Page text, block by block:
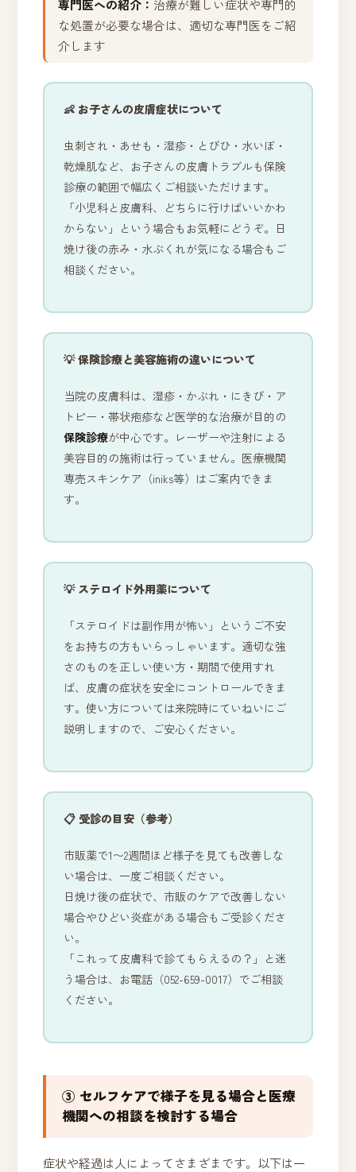
専門医への紹介： 治療が難しい症状や専門的
な処置が必要な場合は、適切な専門医をご紹
介します
👶 お子さんの皮膚症状について
虫刺され・あせも・湿疹・とびひ・水いぼ・
乾燥肌など、お子さんの皮膚トラブルも保険
診療の範囲で幅広くご相談いただけます。
「小児科と皮膚科、どちらに行けばいいかわ
からない」という場合もお気軽にどうぞ。日
焼け後の赤み・水ぶくれが気になる場合もご
相談ください。
💡 保険診療と美容施術の違いについて
当院の皮膚科は、湿疹・かぶれ・にきび・ア
トピー・帯状疱疹など医学的な治療が目的の
保険診療が中心です。レーザーや注射による
美容目的の施術は行っていません。医療機関
専売スキンケア（iniks等）はご案内できま
す。
💡 ステロイド外用薬について
「ステロイドは副作用が怖い」というご不安
をお持ちの方もいらっしゃいます。適切な強
さのものを正しい使い方・期間で使用すれ
ば、皮膚の症状を安全にコントロールできま
す。使い方については来院時にていねいにご
説明しますので、ご安心ください。
📋 受診の目安（参考）
市販薬で1〜2週間ほど様子を見ても改善しな
い場合は、一度ご相談ください。
日焼け後の症状で、市販のケアで改善しない
場合やひどい炎症がある場合もご受診くださ
い。
「これって皮膚科で診てもらえるの？」と迷
う場合は、お電話（052-659-0017）でご相談
ください。
③ セルフケアで様子を見る場合と医療
機関への相談を検討する場合
症状や経過は人によってさまざまです。以下は一